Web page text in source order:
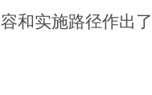
和实施路径作出